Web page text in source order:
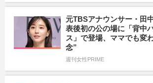
元TBSアナウンサー・田
表後初の公の場に「背中
ス」で登場、ママでも変
念”
週刊女性PRIME